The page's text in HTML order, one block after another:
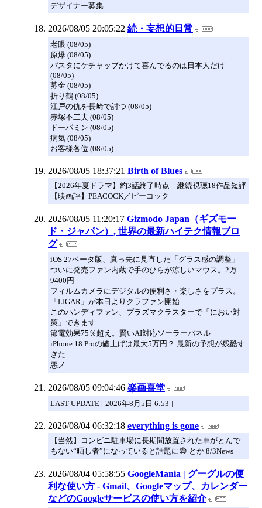
デザイナー募集
2026/08/05 20:05:22 続・妄想的日常
老眼 (08/05)
原爆 (08/05)
パスタにケチャップかけて喜んでるのは日本人だけ
(08/05)
募金 (08/05)
折り鶴 (08/05)
江戸の仇を長崎で討つ (08/05)
赤塚不二夫 (08/05)
ドーパミン (08/05)
病気 (08/05)
お客様各位 (08/05)
2026/08/05 18:37:21 Birth of Blues
【2026年夏ドラマ】約3話終了時点 継続視聴18作品短評
【映画評】PEACOCK／ピーコック
2026/08/05 11:20:17 Gizmodo Japan（ギズモー
ド・ジャパン）, 世界の最新ハイテク情報ブロ
グ
iOS 27ベータ版、真っ先に見直した「グラス感の調整」
ついに発売ファン内蔵で手のひらが涼しいマウス。2万
9400円
フィルムカメラにデジタルの便利さ・楽しさをプラス。
「LIGAR」が本日よりクラファン開始
このハンディファン、プラズマクラスターで「におい対
策」できます
節電効果75％超え。賢いAI対応ソーラーパネル
iPhone 18 Proの値上げは最大5万円？ 最新の予想が残酷す
ぎた
悪ノ
2026/08/05 09:04:46 楽画喜堂
LAST UPDATE [ 2026年8月5日 6:53 ]
2026/08/04 06:32:18 everything is gone
【当然】コンビニ駐車場に長期間放置された車がとんで
もない“晒し者”になっていると話題に😨 とか 8/3News
2026/08/04 05:58:55 GoogleMania | グーグルの便
利な使い方 - Gmail、Googleマップ、カレンダー
などのGoogleサービスの使い方を紹介